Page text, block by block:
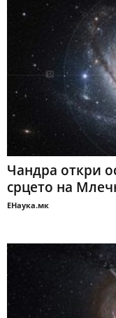
Чандра откри
срцето на
ЕНаука.мк